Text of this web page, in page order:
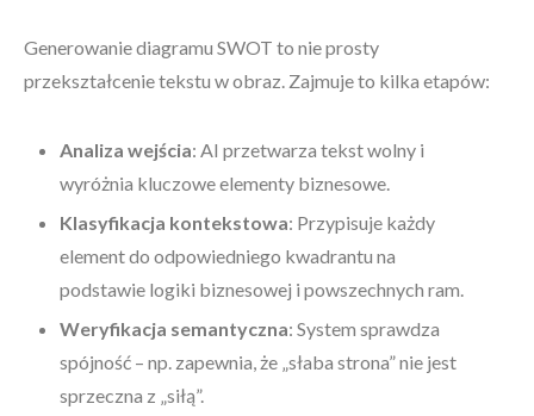
Generowanie diagramu SWOT to nie prosty
przekształcenie tekstu w obraz. Zajmuje to kilka etapów:
Analiza wejścia: AI przetwarza tekst wolny i
wyróżnia kluczowe elementy biznesowe.
Klasyfikacja kontekstowa: Przypisuje każdy
element do odpowiedniego kwadrantu na
podstawie logiki biznesowej i powszechnych ram.
Weryfikacja semantyczna: System sprawdza
spójność – np. zapewnia, że „słaba strona” nie jest
sprzeczna z „siłą”.